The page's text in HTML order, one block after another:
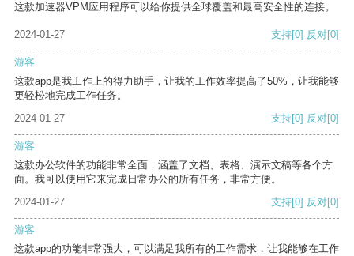
这款加速器VPM应用程序可以给你提供全球覆盖和最高安全性的连接。
2024-01-27 支持[0] 反对[0]
游客
这款app是我工作上的得力助手，让我的工作效率提高了50%，让我能够
更轻松地完成工作任务。
2024-01-27
支持[0] 反对[0]
游客
这款办公软件的功能非常全面，涵盖了文档、表格、演示文稿等各个方
面。我可以使用它来完成日常办公的所有任务，非常方便。
2024-01-27
支持[0] 反对[0]
游客
这款app的功能非常强大，可以满足我所有的工作需求，让我能够在工作